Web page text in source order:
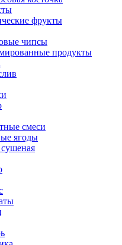
фрукты
чипсы
продукты
смеси
ягоды